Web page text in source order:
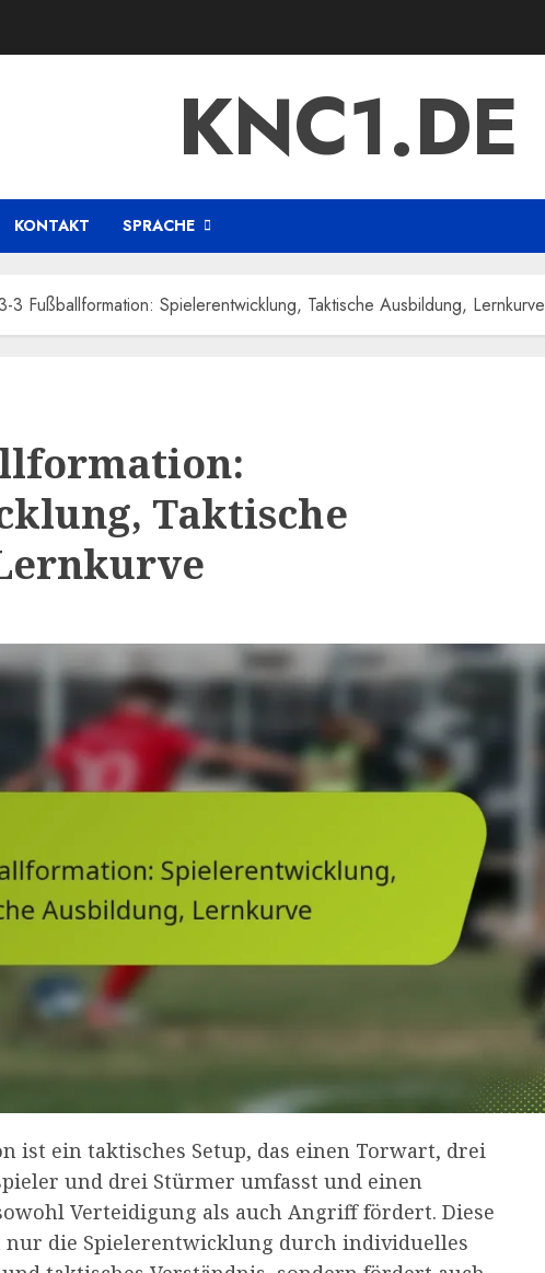
KNC1.DE
KONTAKT SPRACHE
3 Fußballformation: Spielerentwicklung, Taktische Ausbildung, Lernkurve
Taktische
ist ein taktisches Setup, das einen Torwart, drei
und drei Stürmer umfasst und einen
Verteidigung als auch Angriff fördert. Diese
die Spielerentwicklung durch individuelles